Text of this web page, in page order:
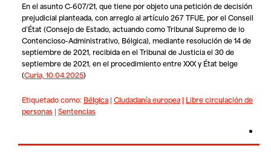
En el asunto C‑607/21, que tiene por objeto una petición de decisión
prejudicial planteada, con arreglo al artículo 267 TFUE, por el Conseil
d’État (Consejo de Estado, actuando como Tribunal Supremo de lo
Contencioso-Administrativo, Bélgica), mediante resolución de 14 de
septiembre de 2021, recibida en el Tribunal de Justicia el 30 de
septiembre de 2021, en el procedimiento entreXXXy État belge
(Curia, 10.04.2025)
Etiquetado como: Bélgica| Ciudadanía europea| Libre circulación de
personas| Sentencias